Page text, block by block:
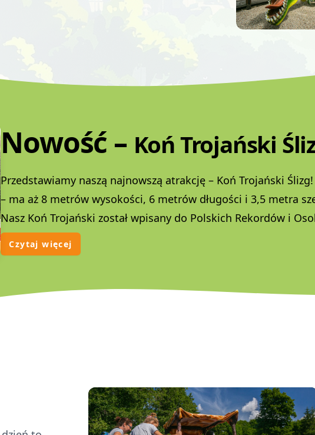
Nowość – Koń Trojański
Przedstawiamy naszą najnowszą atrakcję – Koń Trojański
– ma aż 8 metrów wysokości, 6 metrów długości i 3,5 metra
Nasz Koń Trojański został wpisany do Polskich Rekordów i
Czytaj więcej